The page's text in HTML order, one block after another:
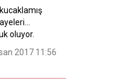
oluyor.
2017 11:56